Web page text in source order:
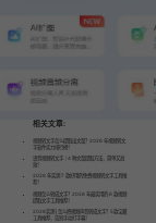
背
景！
相关文章:
视频转文字怎么提取出文案？2026 年视频转文
字软件实力排行榜！
语音视频转文字｜4 种文案提取方法，简单又高
效！
2026 年实测 7 款好用的免费视频转文字工具推
荐！
视频怎么转成文字？2026 年最实用的 6 款视频
提取文字工具推荐！
​2026实测 | 怎么把视频声音转成文字？5款宝藏
工具推荐，告别手动打字幕！